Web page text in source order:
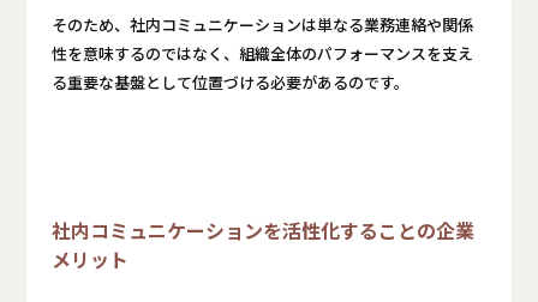
そのため、社内コミュニケーションは単なる業務連絡や関係
性を意味するのではなく、組織全体のパフォーマンスを支え
る重要な基盤として位置づける必要があるのです。
社内コミュニケーションを活性化することの企業
メリット